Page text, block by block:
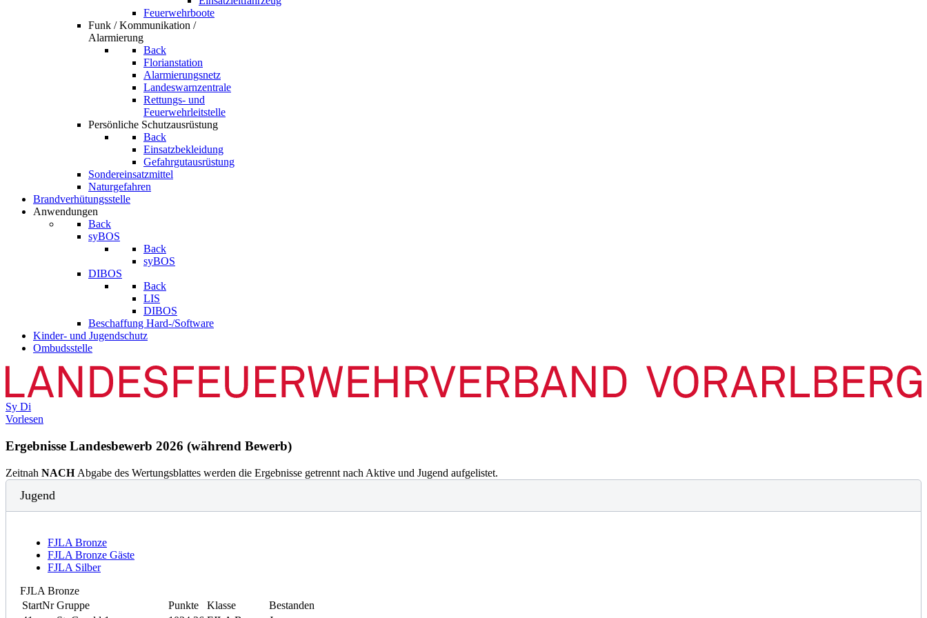
Feuerwehrboote
Funk / Kommunikation /
Alarmierung
Back
Florianstation
Alarmierungsnetz
Landeswarnzentrale
Rettungs- und
Feuerwehrleitstelle
Persönliche Schutzausrüstung
Back
Einsatzbekleidung
Gefahrgutausrüstung
Sondereinsatzmittel
Naturgefahren
Brandverhütungsstelle
Anwendungen
Back
syBOS
Back
syBOS
DIBOS
Back
LIS
DIBOS
Beschaffung Hard-/Software
Kinder- und Jugendschutz
Ombudsstelle
Sy Di
Vorlesen
Ergebnisse Landesbewerb 2026 (während Bewerb)
Zeitnah NACH Abgabe des Wertungsblattes werden die Ergebnisse getrennt nach Aktive und Jugend aufgelistet.
Jugend
FJLA Bronze
FJLA Bronze Gäste
FJLA Silber
FJLA Bronze
StartNr Gruppe Punkte Klasse
Bestanden